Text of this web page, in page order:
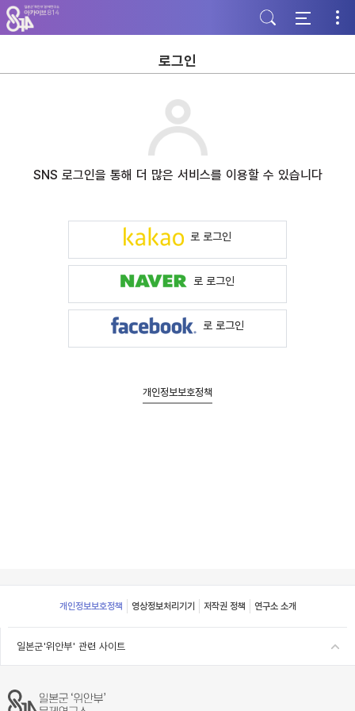
주
메
뉴
가
본
문
바
기
하
단
바
기
로그인
SNS 로그인을 통해 더 많은 서비스를 이용할 수 있습니다
로 로그인
로 로그인
로 로그인
개인정보보호정책
Footer
개인정보보호정책 영상정보처리기기 저작권 정책 연구소 소개
일본군'위안부' 관련 사이트